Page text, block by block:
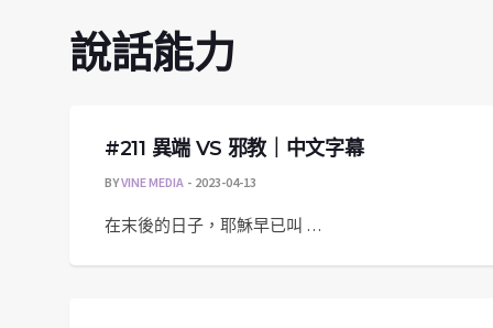
說話能力
#211 異端 VS 邪教｜中文字幕
BYVINE MEDIA 2023-04-13
在末後的日子，耶穌早已叫 …